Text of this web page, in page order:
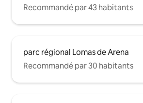
Recommandé par 43 habitants
parc régional Lomas de Arena
Recommandé par 30 habitants